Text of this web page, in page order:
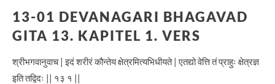
13-01 DEVANAGARI BHAGAVAD
GITA 13. KAPITEL 1. VERS
श्रीभगवानुवाच | इदं शरीरं कौन्तेय क्षेत्रमित्यभिधीयते | एतद्यो वेत्ति तं प्राहुः क्षेत्रज्ञ
इति तद्विदः || १३ १ ||